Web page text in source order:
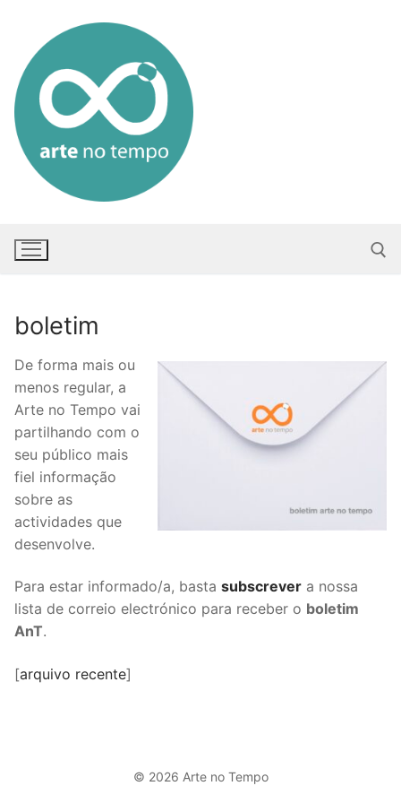
conteúdo
boletim
De forma mais ou
menos regular, a
Arte no Tempo vai
partilhando com o
seu público mais
fiel informação
sobre as
actividades que
desenvolve.
Para estar informado/a, basta subscrever a nossa
lista de correio electrónico para receber o boletim
AnT.
[arquivo recente]
© 2026 Arte no Tempo